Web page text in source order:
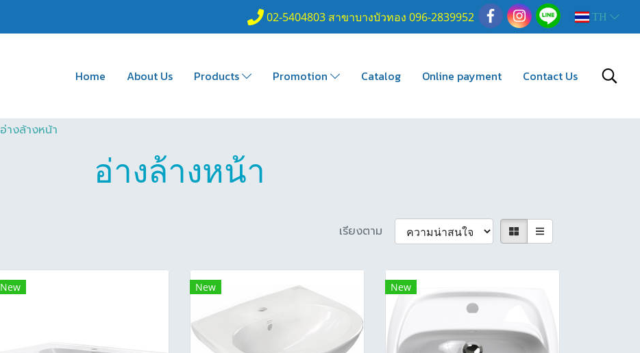
02-5404803 สาขาบางบัวทอง 096-2839952 TH
Home About Us Products Promotion Catalog Online payment Contact Us
อ่างล้างหน้า
อ่างล้างหน้า
เรียงตาม
New New New